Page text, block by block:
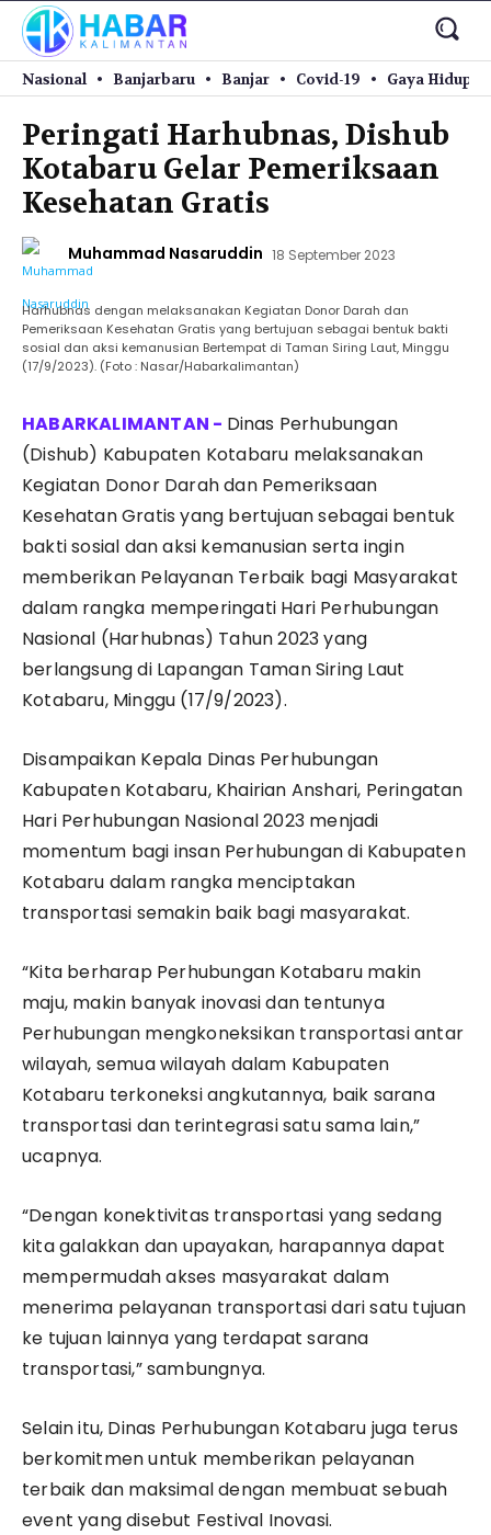
Nasional Banjarbaru Banjar Covid-19 Gaya Hidup
Peringati Harhubnas, Dishub
Kotabaru Gelar Pemeriksaan
Kesehatan Gratis
Muhammad Nasaruddin 18 September 2023
Harhubnas dengan melaksanakan Kegiatan Donor Darah dan
Pemeriksaan Kesehatan Gratis yang bertujuan sebagai bentuk bakti
sosial dan aksi kemanusian Bertempat di Taman Siring Laut, Minggu
(17/9/2023). (Foto : Nasar/Habarkalimantan)
Dinas Perhubungan
(Dishub) Kabupaten Kotabaru melaksanakan
Kegiatan Donor Darah dan Pemeriksaan
Kesehatan Gratis yang bertujuan sebagai bentuk
bakti sosial dan aksi kemanusian serta ingin
memberikan Pelayanan Terbaik bagi Masyarakat
dalam rangka memperingati Hari Perhubungan
Nasional (Harhubnas) Tahun 2023 yang
berlangsung di Lapangan Taman Siring Laut
Kotabaru, Minggu (17/9/2023).
Disampaikan Kepala Dinas Perhubungan
Kabupaten Kotabaru, Khairian Anshari, Peringatan
Hari Perhubungan Nasional 2023 menjadi
momentum bagi insan Perhubungan di Kabupaten
Kotabaru dalam rangka menciptakan
transportasi semakin baik bagi masyarakat.
“Kita berharap Perhubungan Kotabaru makin
maju, makin banyak inovasi dan tentunya
Perhubungan mengkoneksikan transportasi antar
wilayah, semua wilayah dalam Kabupaten
Kotabaru terkoneksi angkutannya, baik sarana
transportasi dan terintegrasi satu sama lain,”
ucapnya.
“Dengan konektivitas transportasi yang sedang
kita galakkan dan upayakan, harapannya dapat
mempermudah akses masyarakat dalam
menerima pelayanan transportasi dari satu tujuan
ke tujuan lainnya yang terdapat sarana
transportasi,” sambungnya.
Selain itu, Dinas Perhubungan Kotabaru juga terus
berkomitmen untuk memberikan pelayanan
terbaik dan maksimal dengan membuat sebuah
event yang disebut Festival Inovasi.